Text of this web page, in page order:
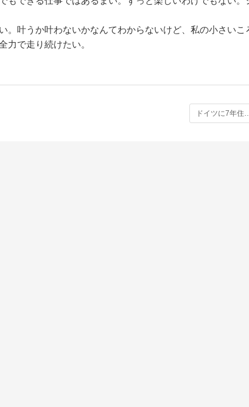
叶うか叶わないかなんてわからないけど、私の小さいこ
力で走り続けたい。
ドイツに7年住めたことを誇りに思う。今度は